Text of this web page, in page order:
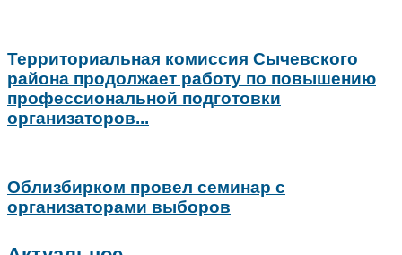
Территориальная комиссия Сычевского
района продолжает работу по повышению
профессиональной подготовки
организаторов...
Облизбирком провел семинар с
организаторами выборов